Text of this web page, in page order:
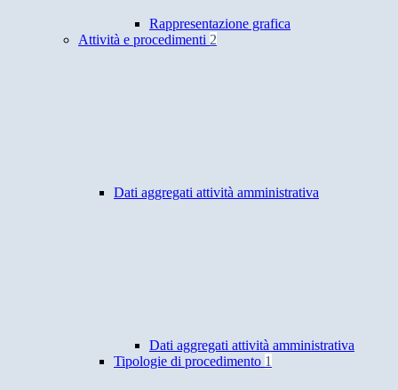
Rappresentazione grafica
Attività e procedimenti 2
Dati aggregati attività amministrativa
Dati aggregati attività amministrativa
Tipologie di procedimento 1